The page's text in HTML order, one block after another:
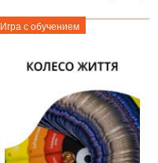
Игра с обучением